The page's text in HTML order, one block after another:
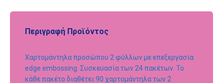
Περιγραφή Προϊόντος
Χαρτομάντηλα προσώπου 2 φύλλων με επεξεργασία
edge embossing. Συσκευασία των 24 πακέτων. Το
κάθε πακέτο διαθέτει 90 χαρτομάντηλα των 2